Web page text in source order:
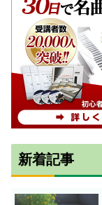
新着記事